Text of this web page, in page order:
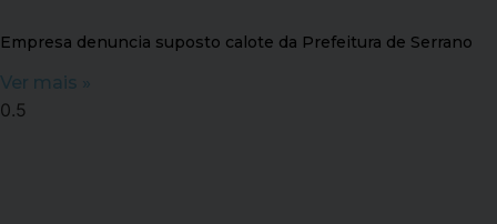
Empresa denuncia suposto calote da Prefeitura de Serrano
Ver mais »